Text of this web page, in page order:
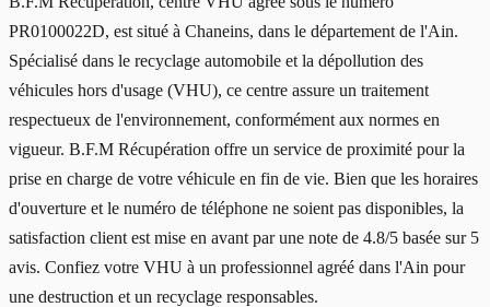
PR0100022D, est situé à Chaneins, dans le département de l'Ain.
Spécialisé dans le recyclage automobile et la dépollution des
véhicules hors d'usage (VHU), ce centre assure un traitement
respectueux de l'environnement, conformément aux normes en
vigueur. B.F.M Récupération offre un service de proximité pour la
prise en charge de votre véhicule en fin de vie. Bien que les horaires
d'ouverture et le numéro de téléphone ne soient pas disponibles, la
satisfaction client est mise en avant par une note de 4.8/5 basée sur 5
avis. Confiez votre VHU à un professionnel agréé dans l'Ain pour
une destruction et un recyclage responsables.